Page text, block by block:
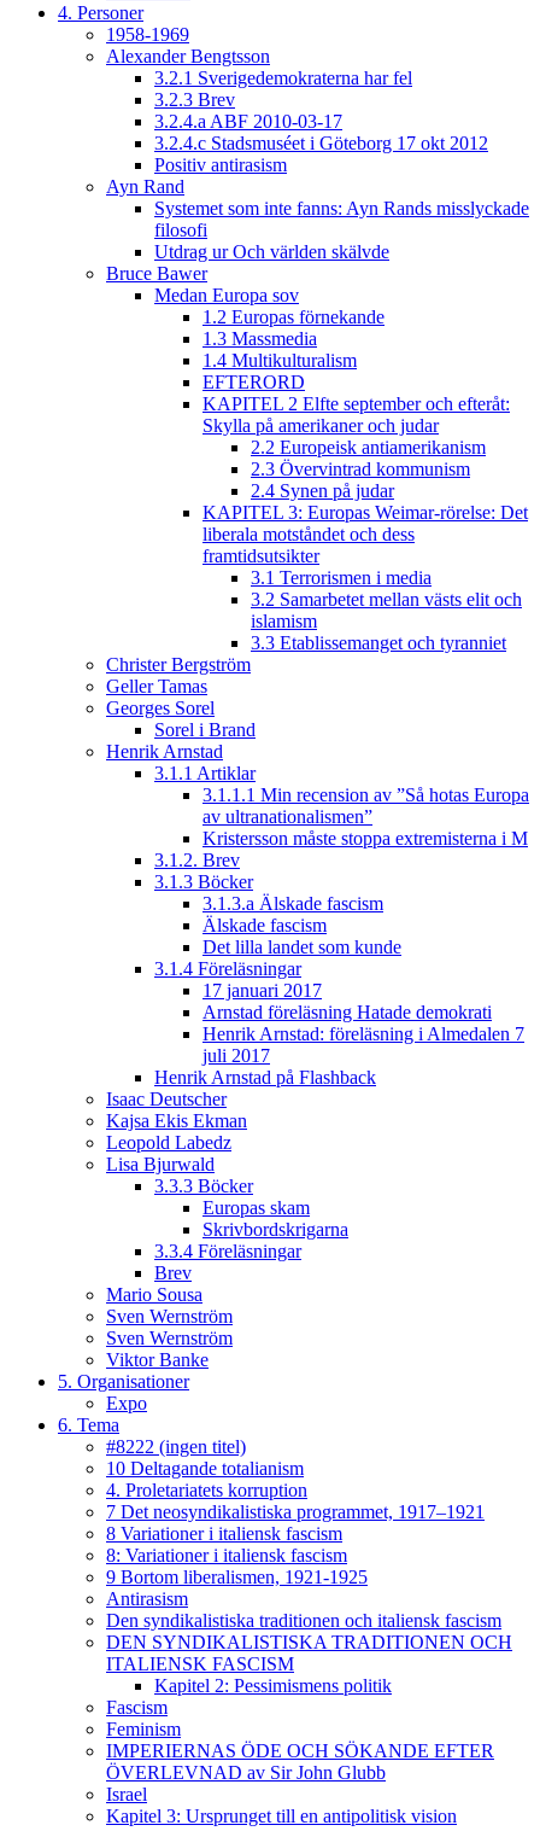
4. Personer
1958-1969
Alexander Bengtsson
3.2.1 Sverigedemokraterna har fel
3.2.3 Brev
3.2.4.a ABF 2010-03-17
3.2.4.c Stadsmuséet i Göteborg 17 okt 2012
Positiv antirasism
Ayn Rand
Systemet som inte fanns: Ayn Rands misslyckade
filosofi
Utdrag ur Och världen skälvde
Bruce Bawer
Medan Europa sov
1.2 Europas förnekande
1.3 Massmedia
1.4 Multikulturalism
EFTERORD
KAPITEL 2 Elfte september och efteråt:
Skylla på amerikaner och judar
2.2 Europeisk antiamerikanism
2.3 Övervintrad kommunism
2.4 Synen på judar
KAPITEL 3: Europas Weimar-rörelse: Det
liberala motståndet och dess
framtidsutsikter
3.1 Terrorismen i media
3.2 Samarbetet mellan västs elit och
islamism
3.3 Etablissemanget och tyranniet
Christer Bergström
Geller Tamas
Georges Sorel
Sorel i Brand
Henrik Arnstad
3.1.1 Artiklar
3.1.1.1 Min recension av ”Så hotas Europa
av ultranationalismen”
Kristersson måste stoppa extremisterna i M
3.1.2. Brev
3.1.3 Böcker
3.1.3.a Älskade fascism
Älskade fascism
Det lilla landet som kunde
3.1.4 Föreläsningar
17 januari 2017
Arnstad föreläsning Hatade demokrati
Henrik Arnstad: föreläsning i Almedalen 7
juli 2017
Henrik Arnstad på Flashback
Isaac Deutscher
Kajsa Ekis Ekman
Leopold Labedz
Lisa Bjurwald
3.3.3 Böcker
Europas skam
Skrivbordskrigarna
3.3.4 Föreläsningar
Brev
Mario Sousa
Sven Wernström
Sven Wernström
Viktor Banke
5. Organisationer
Expo
6. Tema
#8222 (ingen titel)
10 Deltagande totalianism
4. Proletariatets korruption
7 Det neosyndikalistiska programmet, 1917–1921
8 Variationer i italiensk fascism
8: Variationer i italiensk fascism
9 Bortom liberalismen, 1921-1925
Antirasism
Den syndikalistiska traditionen och italiensk fascism
DEN SYNDIKALISTISKA TRADITIONEN OCH
ITALIENSK FASCISM
Kapitel 2: Pessimismens politik
Fascism
Feminism
IMPERIERNAS ÖDE OCH SÖKANDE EFTER
ÖVERLEVNAD av Sir John Glubb
Israel
Kapitel 3: Ursprunget till en antipolitisk vision